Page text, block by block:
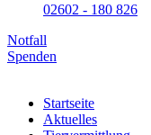
02602 - 180 826
Notfall
Spenden
Startseite
Aktuelles